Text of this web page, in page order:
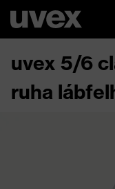
uvex 5/6
ruha